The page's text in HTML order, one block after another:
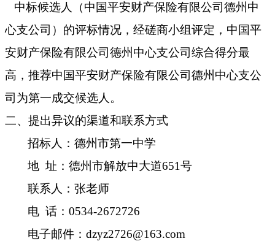
中标候选人（中国平安财产保险有限公司德州中
心支公司 ）的评标情况，经磋商小组评定， 中国平
安财产保险有限公司德州中心支公司综合得分最
高，推荐中国平安财产保险有限公司德州中心支公
司为第一成交候选人。
二、 提出异议的渠道和联系方式
招标人：德州市第一中学
地 址：德州市解放中大道651号
联系人：张老师
电 话：0534-2672726
电子邮件： dzyz2726@163.com